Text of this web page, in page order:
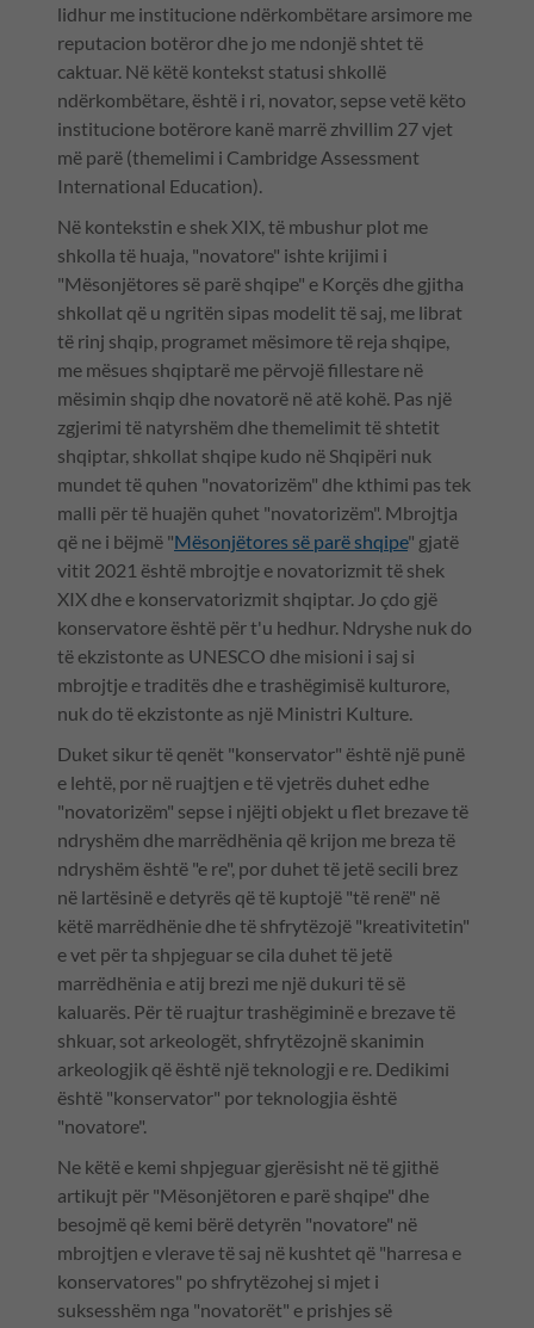
lidhur me institucione ndërkombëtare arsimore me
reputacion botëror dhe jo me ndonjë shtet të
caktuar. Në këtë kontekst statusi shkollë
ndërkombëtare, është i ri, novator, sepse vetë këto
institucione botërore kanë marrë zhvillim 27 vjet
më parë (themelimi i Cambridge Assessment
International Education).
Në kontekstin e shek XIX, të mbushur plot me
shkolla të huaja, "novatore" ishte krijimi i
"Mësonjëtores së parë shqipe" e Korçës dhe gjitha
shkollat që u ngritën sipas modelit të saj, me librat
të rinj shqip, programet mësimore të reja shqipe,
me mësues shqiptarë me përvojë fillestare në
mësimin shqip dhe novatorë në atë kohë. Pas një
zgjerimi të natyrshëm dhe themelimit të shtetit
shqiptar, shkollat shqipe kudo në Shqipëri nuk
mundet të quhen "novatorizëm" dhe kthimi pas tek
malli për të huajën quhet "novatorizëm". Mbrojtja
që ne i bëjmë "Mësonjëtores së parë shqipe" gjatë
vitit 2021 është mbrojtje e novatorizmit të shek
XIX dhe e konservatorizmit shqiptar. Jo çdo gjë
konservatore është për t'u hedhur. Ndryshe nuk do
të ekzistonte as UNESCO dhe misioni i saj si
mbrojtje e traditës dhe e trashëgimisë kulturore,
nuk do të ekzistonte as një Ministri Kulture.
Duket sikur të qenët "konservator" është një punë
e lehtë, por në ruajtjen e të vjetrës duhet edhe
"novatorizëm" sepse i njëjti objekt u flet brezave të
ndryshëm dhe marrëdhënia që krijon me breza të
ndryshëm është "e re", por duhet të jetë secili brez
në lartësinë e detyrës që të kuptojë "të renë" në
këtë marrëdhënie dhe të shfrytëzojë "kreativitetin"
e vet për ta shpjeguar se cila duhet të jetë
marrëdhënia e atij brezi me një dukuri të së
kaluarës. Për të ruajtur trashëgiminë e brezave të
shkuar, sot arkeologët, shfrytëzojnë skanimin
arkeologjik që është një teknologji e re. Dedikimi
është "konservator" por teknologjia është
"novatore".
Ne këtë e kemi shpjeguar gjerësisht në të gjithë
artikujt për "Mësonjëtoren e parë shqipe" dhe
besojmë që kemi bërë detyrën "novatore" në
mbrojtjen e vlerave të saj në kushtet që "harresa e
konservatores" po shfrytëzohej si mjet i
suksesshëm nga "novatorët" e prishjes së